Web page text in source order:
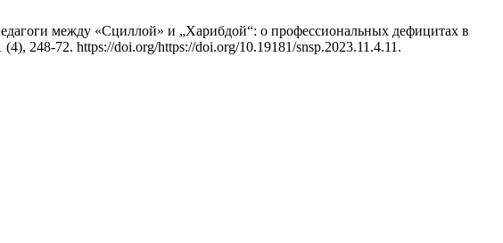
между «Сциллой» и „Харибдой“: о профессиональных дефицитах в
(4), 248-72. https://doi.org/https://doi.org/10.19181/snsp.2023.11.4.11.